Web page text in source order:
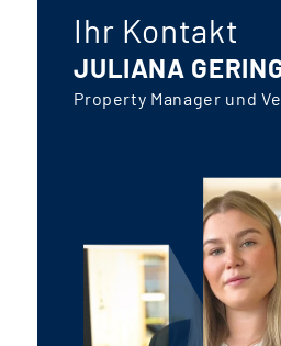
Ihr Kontakt
JULIANA
Property Manager und